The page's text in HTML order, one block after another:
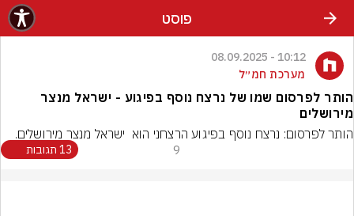
פוסט
10:12 - 08.09.2025
מערכת חמ״ל
הותר לפרסום שמו של נרצח נוסף בפיגוע - ישראל מנצר
מירושלים
הותר לפרסום: נרצח נוסף בפיגוע הרצחני הוא  ישראל מנצר מירושלים.
9 13 תגובות